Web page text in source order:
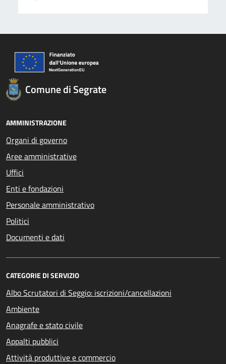
Comune di Segrate
AMMINISTRAZIONE
Organi di governo
Aree amministrative
Uffici
Enti e fondazioni
Personale amministrativo
Politici
Documenti e dati
CATEGORIE DI SERVIZIO
Albo Scrutatori di Seggio: iscrizioni/cancellazioni
Ambiente
Anagrafe e stato civile
Appalti pubblici
Attività produttive e commercio